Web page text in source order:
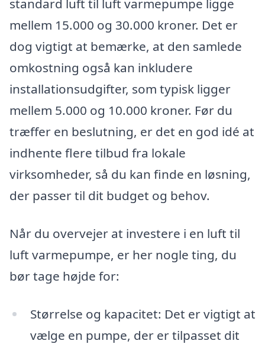
standard luft til luft varmepumpe ligge
mellem 15.000 og 30.000 kroner. Det er
dog vigtigt at bemærke, at den samlede
omkostning også kan inkludere
installationsudgifter, som typisk ligger
mellem 5.000 og 10.000 kroner. Før du
træffer en beslutning, er det en god idé at
indhente flere tilbud fra lokale
virksomheder, så du kan finde en løsning,
der passer til dit budget og behov.
Når du overvejer at investere i en luft til
luft varmepumpe, er her nogle ting, du
bør tage højde for:
Størrelse og kapacitet: Det er vigtigt at
vælge en pumpe, der er tilpasset dit